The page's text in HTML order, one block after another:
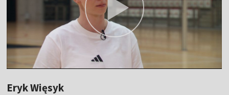
Eryk Więsyk